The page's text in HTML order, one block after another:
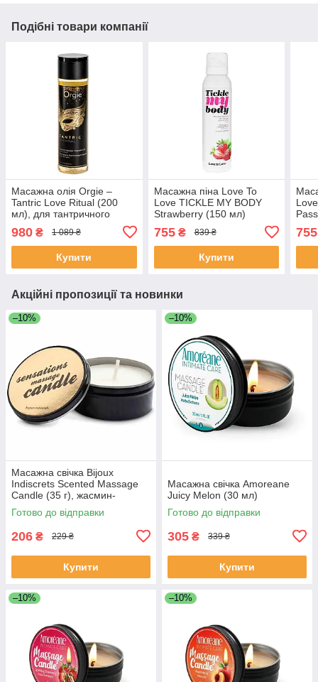
Подібні товари компанії
Масажна олія Orgie –
Tantric Love Ritual (200
мл), для тантричного
980 ₴ 1 089 ₴
Купити
Масажна піна Love To
Love TICKLE MY BODY
Strawberry (150 мл)
755₴ 839 ₴
Купити
755
Акційні пропозиції та новинки
–10%
Масажна свічка Bijoux
Indiscrets Scented Massage
Candle (35 г), жасмин-
троянда
Готово до відправки
206 ₴ 229 ₴
Купити
–10%
Масажна свічка Amoreane
Juicy Melon (30 мл)
Готово до відправки
305 ₴ 339 ₴
Купити
–10% –10%